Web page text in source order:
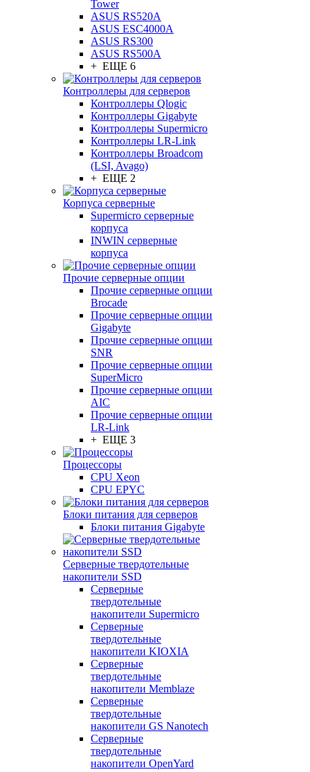
Tower
ASUS RS520A
ASUS ESC4000A
ASUS RS300
ASUS RS500A
+ ЕЩЕ 6
Контроллеры для серверов
Контроллеры Qlogic
Контроллеры Gigabyte
Контроллеры Supermicro
Контроллеры LR-Link
Контроллеры Broadcom
(LSI, Avago)
+ ЕЩЕ 2
Корпуса серверные
Supermicro серверные
корпуса
INWIN серверные
корпуса
Прочие серверные опции
Прочие серверные опции
Brocade
Прочие серверные опции
Gigabyte
Прочие серверные опции
SNR
Прочие серверные опции
SuperMicro
Прочие серверные опции
AIC
Прочие серверные опции
LR-Link
+ ЕЩЕ 3
Процессоры
CPU Xeon
CPU EPYC
Блоки питания для серверов
Блоки питания Gigabyte
Серверные твердотельные
накопители SSD
Cерверные
твердотельные
накопители Supermicro
Cерверные
твердотельные
накопители KIOXIA
Cерверные
твердотельные
накопители Memblaze
Cерверные
твердотельные
накопители GS Nanotech
Серверные
твердотельные
накопители OpenYard